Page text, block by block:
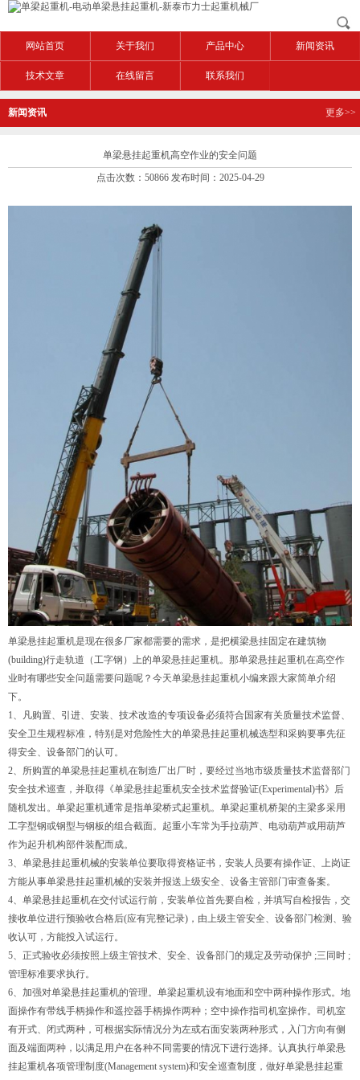
网站首页 关于我们 产品中心 新闻资讯
技术文章 在线留言 联系我们
新闻资讯 更多>>
单梁悬挂起重机高空作业的安全问题
点击次数：50866 发布时间：2025-04-29
单梁悬挂起重机是现在很多厂家都需要的需求，是把横梁悬挂固定在建筑物
(building)行走轨道（工字钢）上的单梁悬挂起重机。那单梁悬挂起重机在高空作
业时有哪些安全问题需要问题呢？今天单梁悬挂起重机小编来跟大家简单介绍
下。
1、凡购置、引进、安装、技术改造的专项设备必须符合国家有关质量技术监督、
安全卫生规程标准，特别是对危险性大的单梁悬挂起重机械选型和采购要事先征
得安全、设备部门的认可。
2、所购置的单梁悬挂起重机在制造厂出厂时，要经过当地市级质量技术监督部门
安全技术巡查，并取得《单梁悬挂起重机安全技术监督验证(Experimental)书》后
随机发出。 单梁起重机通常是指单梁桥式起重机。 单梁起重机桥架的主梁多采用
工字型钢或钢型与钢板的组合截面。起重小车常为手拉葫芦、电动葫芦或用葫芦
作为起升机构部件装配而成。
3、单梁悬挂起重机械的安装单位要取得资格证书，安装人员要有操作证、上岗证
方能从事单梁悬挂起重机械的安装并报送上级安全、设备主管部门审查备案。
4、单梁悬挂起重机在交付试运行前，安装单位首先要自检，并填写自检报告，交
接收单位进行预验收合格后(应有完整记录)，由上级主管安全、设备部门检测、验
收认可，方能投入试运行。
5、正式验收必须按照上级主管技术、安全、设备部门的规定及劳动保护 ;三同时 ;
管理标准要求执行。
6、加强对单梁悬挂起重机的管理。 单梁起重机设有地面和空中两种操作形式。地
面操作有带线手柄操作和遥控器手柄操作两种；空中操作指司机室操作。司机室
有开式、闭式两种，可根据实际情况分为左或右面安装两种形式，入门方向有侧
面及端面两种，以满足用户在各种不同需要的情况下进行选择。认真执行单梁悬
挂起重机各项管理制度(Management system)和安全巡查制度，做好单梁悬挂起重